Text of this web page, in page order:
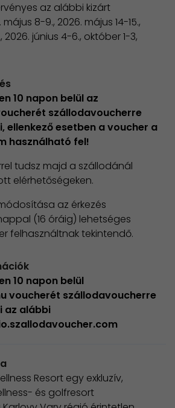
az alábbi kizárt
8-9., 2026. május 14-15.,
2026. június 4-6., október 1-3,
10 napon belül az
szállodavoucherre
ellenkező esetben a voucher a
használható fel!
tudsz majd a szállodánál
elérhetőségeken.
az érkezés
(16 óráig) lehetséges
felhasználtnak tekintendő.
10 napon belül
voucherét szállodavoucherre
az alábbi
Resort egy exkluzív,
és golfresort